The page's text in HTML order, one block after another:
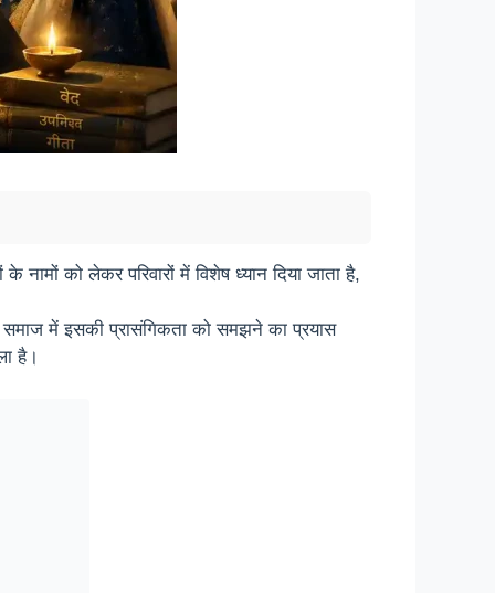
को लेकर परिवारों में विशेष ध्यान दिया जाता है,
समाज में इसकी प्रासंगिकता को समझने का प्रयास
है।